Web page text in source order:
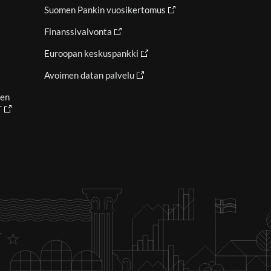
Suomen Pankin vuosikertomus
Finanssivalvonta
Euroopan keskuspankki
Avoimen datan palvelu